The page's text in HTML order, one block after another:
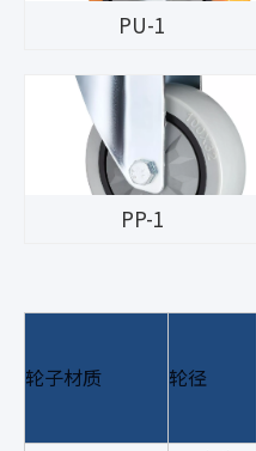
PU-1
PP-1
轮子材质 轮径